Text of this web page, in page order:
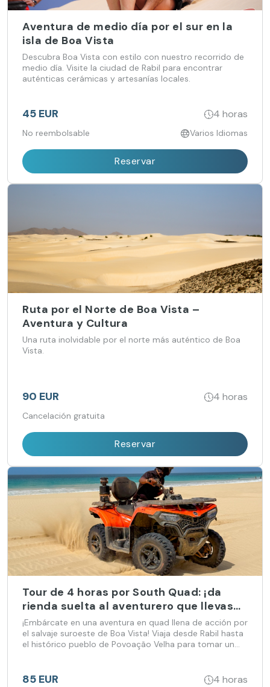
Aventura de medio día por el sur en la
isla de Boa Vista
Descubra Boa Vista con estilo con nuestro recorrido de
medio día. Visite la ciudad de Rabil para encontrar
auténticas cerámicas y artesanías locales.
45 EUR 4 horas
No reembolsable Varios Idiomas
Reservar
Ruta por el Norte de Boa Vista –
Aventura y Cultura
Una ruta inolvidable por el norte más auténtico de Boa
Vista.
90 EUR 4 horas
Cancelación gratuita
Reservar
Tour de 4 horas por South Quad: ¡da
rienda suelta al aventurero que llevas
dentro en Boa Vista!
¡Embárcate en una aventura en quad llena de acción por
el salvaje suroeste de Boa Vista! Viaja desde Rabil hasta
el histórico pueblo de Povoação Velha para tomar un
Mónica, la espectacular c
85 EUR 4 horas